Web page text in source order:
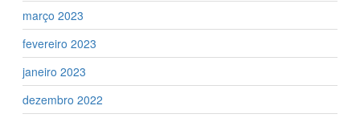
março 2023
fevereiro 2023
janeiro 2023
dezembro 2022